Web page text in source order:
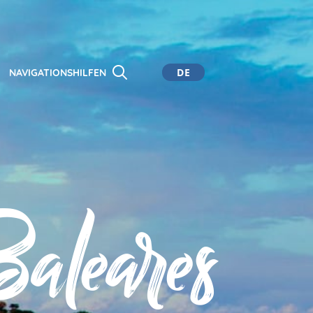
NAVIGATIONSHILFEN DE